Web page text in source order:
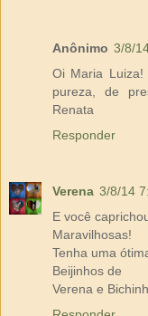
Anônimo 3/8/
Oi Maria
pureza, de
Renata
Responder
Verena 3/8/14
E você
Maravilhosas!
Tenha uma
Beijinhos de
Verena e